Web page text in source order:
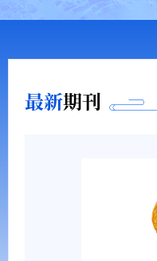
最新期刊